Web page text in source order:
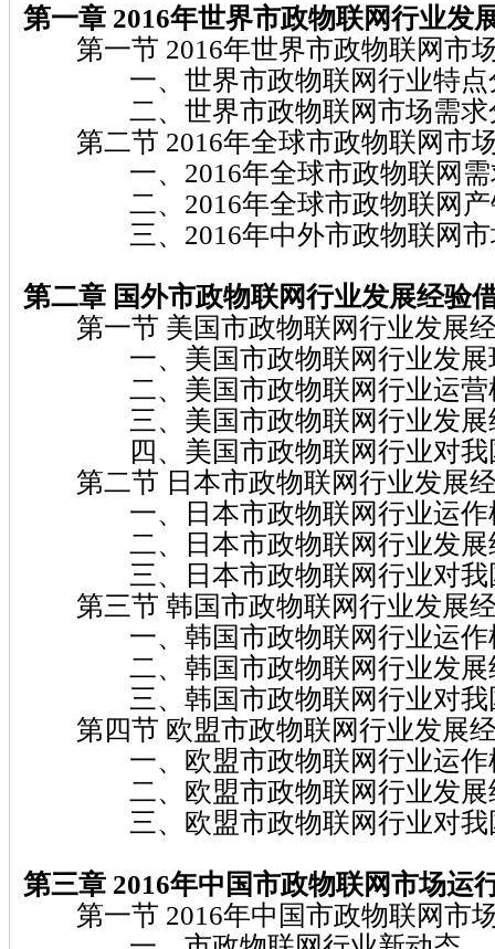
第一章 2016年世界市政物联网行业发
第一节 2016年世界市政物联网市
一、世界市政物联网行业特点
二、世界市政物联网市场需求
第二节 2016年全球市政物联网市
一、2016年全球市政物联网需
二、2016年全球市政物联网产
三、2016年中外市政物联网市
第二章 国外市政物联网行业发展经验
第一节 美国市政物联网行业发展
一、美国市政物联网行业发展
二、美国市政物联网行业运营
三、美国市政物联网行业发展
四、美国市政物联网行业对我
第二节 日本市政物联网行业发展
一、日本市政物联网行业运作
二、日本市政物联网行业发展
三、日本市政物联网行业对我
第三节 韩国市政物联网行业发展
一、韩国市政物联网行业运作
二、韩国市政物联网行业发展
三、韩国市政物联网行业对我
第四节 欧盟市政物联网行业发展
一、欧盟市政物联网行业运作
二、欧盟市政物联网行业发展
三、欧盟市政物联网行业对我
第三章 2016年中国市政物联网市场运
第一节 2016年中国市政物联网市